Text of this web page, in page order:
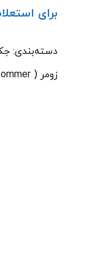
برای
دسته‌بندی:
زومر ( Sommer )